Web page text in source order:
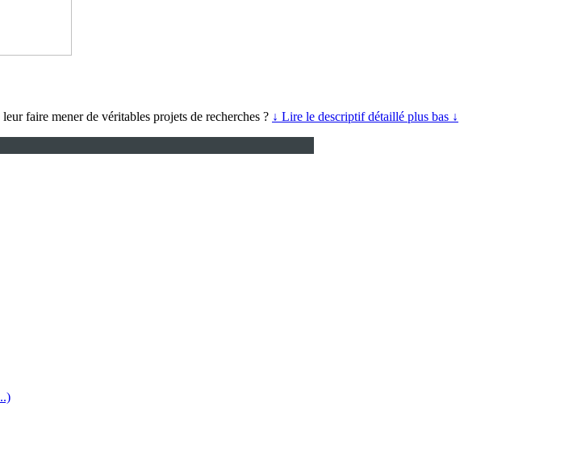
faire mener de véritables projets de recherches ? ↓ Lire le descriptif détaillé plus bas ↓